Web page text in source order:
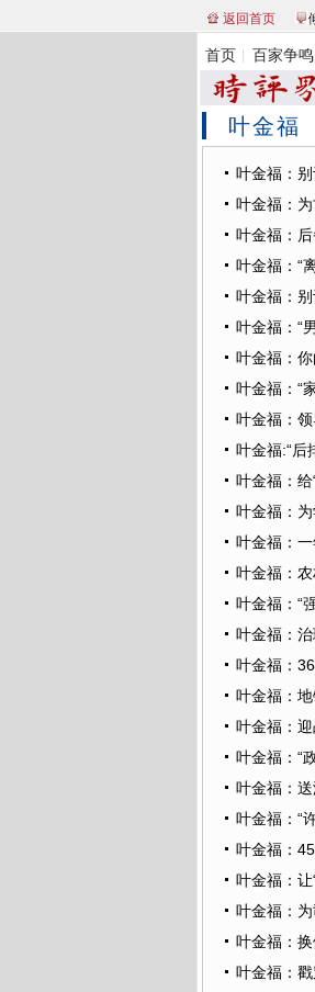
返回首页
首页 百家争鸣
叶金福
叶金福：
叶金福：
叶金福：后
叶金福：“
叶金福：
叶金福：“
叶金福：
叶金福：“
叶金福：领
叶金福:“后
叶金福：
叶金福：
叶金福：
叶金福：农
叶金福：“
叶金福：治
叶金福：
叶金福：
叶金福：
叶金福：“
叶金福：
叶金福：“
叶金福：
叶金福：
叶金福：
叶金福：
02]
叶金福：戳